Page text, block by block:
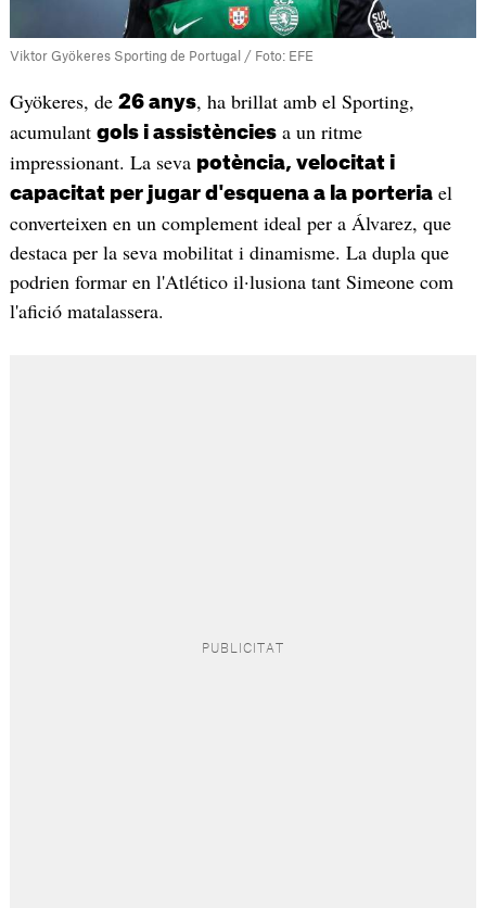
Viktor Gyökeres Sporting de Portugal / Foto: EFE
Gyökeres, de 26 anys, ha brillat amb el Sporting,
acumulant gols i assistènciesa un ritme
impressionant. La seva potència, velocitat i
capacitat per jugar d'esquena a la porteriael
converteixen en un complement ideal per a Álvarez, que
destaca per la seva mobilitat i dinamisme. La dupla que
podrien formar en l'Atlético il·lusiona tant Simeone com
l'afició matalassera.